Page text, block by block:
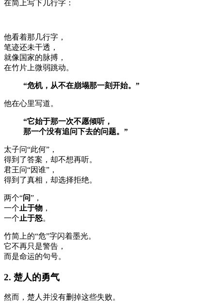
在简上写下几行字：
他看着那几行字，
笔迹还未干透，
就像国家的脉搏，
在竹片上微弱跳动。
“危机，从不在崩塌那一刻开始。”
他在心里写道。
“它始于那一次不愿倾听，
那一个没有追问下去的问题。”
太子问“此何”，
得到了答案，却不想再听。
君王问“因谁”，
得到了真相，却选择拒绝。
两个“问”，
一个 止于物 ，
一个 止于怒。
竹简上的“危”字闪着墨光。
它不再只是警告，
而是命运的句号。
2. 楚人的勇气
然而，楚人并没有删掉这些失败。